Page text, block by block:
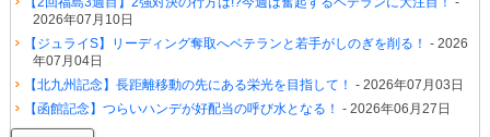
2026年07月10日
【ジュライS】リーディング奪取へベテランと若手がしのぎを削る！ - 2026
年07月04日
【北九州記念】長距離移動の先にある栄光を目指して！ - 2026年07月03日
【函館記念】つらいハンデが好配当の呼び水となる！ - 2026年06月27日